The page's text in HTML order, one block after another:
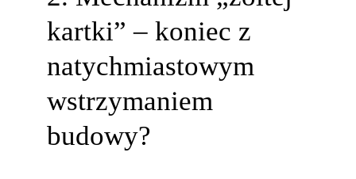
kartki” – koniec z
natychmiastowym
wstrzymaniem
budowy?